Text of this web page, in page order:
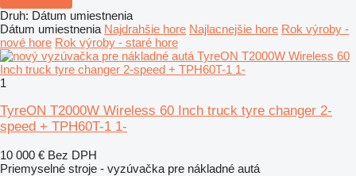
Druh: Dátum umiestnenia
Dátum umiestnenia Najdrahšie hore Najlacnejšie hore Rok výroby -
nové hore Rok výroby - staré hore
1
TyreON T2000W Wireless 60 Inch truck tyre changer 2-
speed + TPH60T-1 1-
10 000 € Bez DPH
Priemyselné stroje - vyzúvačka pre nákladné autá